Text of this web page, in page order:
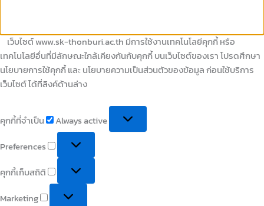
เว็บไซต์ www.sk-thonburi.ac.th มีการใช้งานเทคโนโลยีคุกกี้ หรือ
เทคโนโลยีอื่นที่มีลักษณะใกล้เคียงกันกับคุกกี้ บนเว็บไซต์ของเรา โปรดศึกษา
นโยบายการใช้คุกกี้ และ นโยบายความเป็นส่วนตัวของข้อมูล ก่อนใช้บริการ
เว็บไซต์ ได้ที่ลิงค์ด้านล่าง
คุกกี้ที่จำเป็น
Always active
Preferences
คุกกี้เก็บสถิติ
Marketing